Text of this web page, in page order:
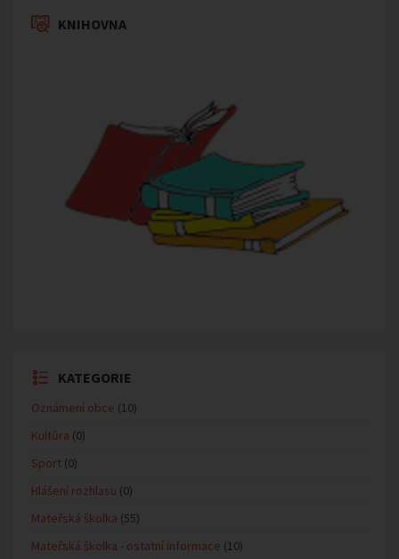
KNIHOVNA
KATEGORIE
Oznámení obce (10)
Kultůra (0)
Sport (0)
Hlášení rozhlasu (0)
Mateřská školka (55)
Mateřská školka - ostatní informace (10)